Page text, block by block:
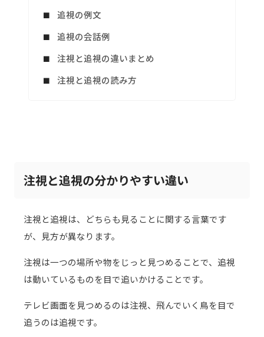
追視の例文
追視の会話例
注視と追視の違いまとめ
注視と追視の読み方
注視と追視の分かりやすい違い
注視と追視は、どちらも見ることに関する言葉です
が、見方が異なります。
注視は一つの場所や物をじっと見つめることで、追視
は動いているものを目で追いかけることです。
テレビ画面を見つめるのは注視、飛んでいく鳥を目で
追うのは追視です。